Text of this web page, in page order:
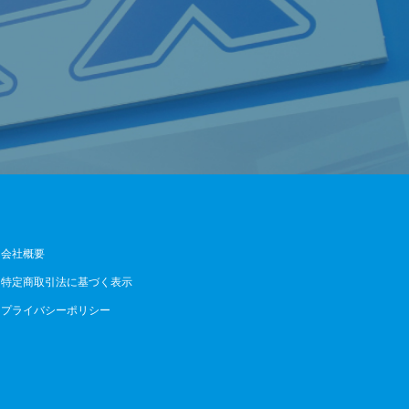
会社概要
特定商取引法に基づく表示
プライバシーポリシー